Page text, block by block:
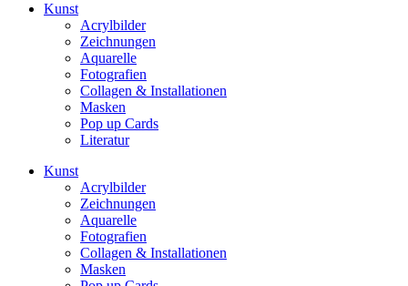
Kunst
Acrylbilder
Zeichnungen
Aquarelle
Fotografien
Collagen & Installationen
Masken
Pop up Cards
Literatur
Kunst
Acrylbilder
Zeichnungen
Aquarelle
Fotografien
Collagen & Installationen
Masken